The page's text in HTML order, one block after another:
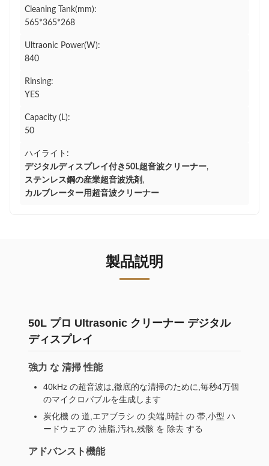
Cleaning Tank(mm):
565*365*268
Ultraonic Power(W):
840
Rinsing:
YES
Capacity (L):
50
ハイライト:
デジタルディスプレイ付き50L超音波クリーナー,
ステンレス鋼の産業超音波洗剤 ,
カルブレーター用超音波クリーナー
製品説明
50L プロ Ultrasonic クリーナー デジタル
ディスプレイ
強力 な 清掃 性能
40kHz の超音波は,徹底的な清掃のために,毎秒4万個
のマイクロバブルを生成します
炭化機 の 道,エアブラシ の 尖端,時計 の 帯,小型 ハ
ードウェア の 油脂,汚れ,残骸 を 除去 する
アドバンスト機能